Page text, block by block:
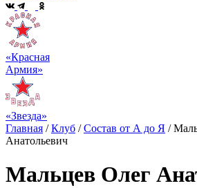
«Красная
Армия»
«Звезда»
Главная /Клуб /Состав от А до Я /
Анатольевич
Мальцев Олег